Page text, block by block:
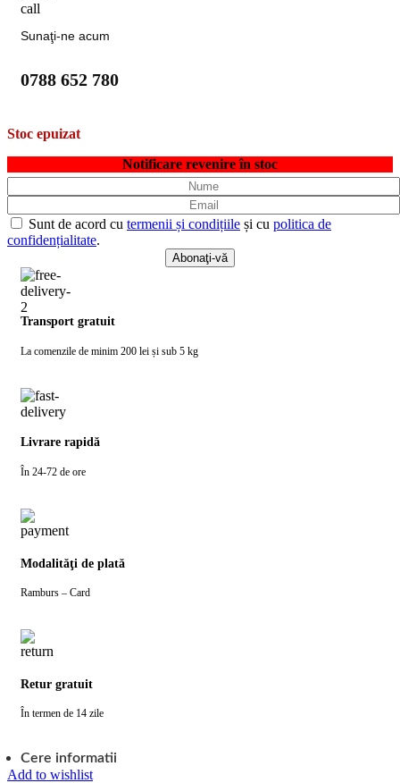
Sunaţi-ne acum
0788 652 780
Stoc epuizat
Notificare revenire în stoc
Sunt de acord cu termenii și condițiile și cu politica de
confidențialitate.
Transport gratuit
La comenzile de minim 200 lei și sub 5 kg
Livrare rapidă
În 24-72 de ore
Modalităţi de plată
Ramburs – Card
Retur gratuit
În termen de 14 zile
Cere informatii
Add to wishlist